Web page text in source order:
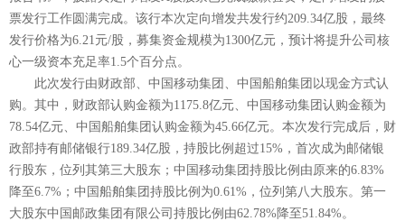
票发行工作圆满完成。该行本次定向增发共发行约209.34亿股，最终
发行价格为6.21元/股，募集资金规模为1300亿元，预计将提升公司核
心一级资本充足率1.5个百分点。
此次发行由财政部、中国移动集团、中国船舶集团以现金方式认
购。其中，财政部认购金额为1175.8亿元、中国移动集团认购金额为
78.54亿元、中国船舶集团认购金额为45.66亿元。本次发行完成后，财
政部持有邮储银行189.34亿股，持股比例超过15%，首次成为邮储银
行股东，位列其第三大股东；中国移动集团持股比例由原来的6.83%
降至6.7%；中国船舶集团持股比例为0.61%，位列第八大股东。第一
大股东中国邮政集团有限公司持股比例由62.78%降至51.84%。